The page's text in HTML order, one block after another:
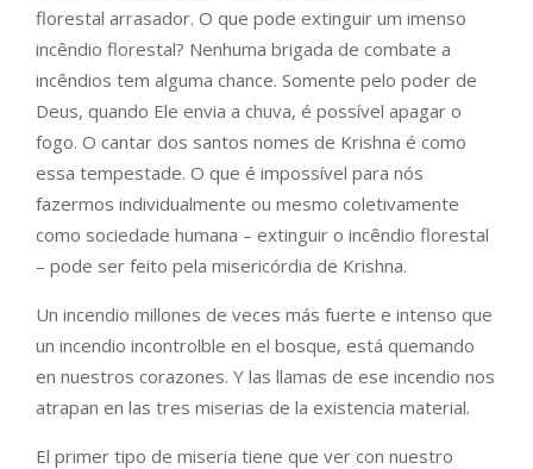
florestal arrasador. O que pode extinguir um imenso
incêndio florestal? Nenhuma brigada de combate a
incêndios tem alguma chance. Somente pelo poder de
Deus, quando Ele envia a chuva, é possível apagar o
fogo. O cantar dos santos nomes de Krishna é como
essa tempestade. O que é impossível para nós
fazermos individualmente ou mesmo coletivamente
como sociedade humana – extinguir o incêndio florestal
– pode ser feito pela misericórdia de Krishna.
Un incendio millones de veces más fuerte e intenso que
un incendio incontrolble en el bosque, está quemando
en nuestros corazones. Y las llamas de ese incendio nos
atrapan en las tres miserias de la existencia material.
El primer tipo de miseria tiene que ver con nuestro